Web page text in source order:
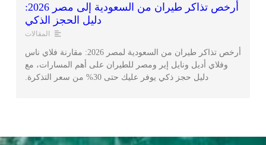
أرخص تذاكر طيران من السعودية إلى مصر 2026:
دليل الحجز الذكي
المقالات
أرخص تذاكر طيران من السعودية لمصر 2026: مقارنة فلاي ناس
وفلاي أديل ونايل إير ومصر للطيران على أهم المسارات، مع
دليل حجز ذكي يوفر عليك حتى 30% من سعر التذكرة.